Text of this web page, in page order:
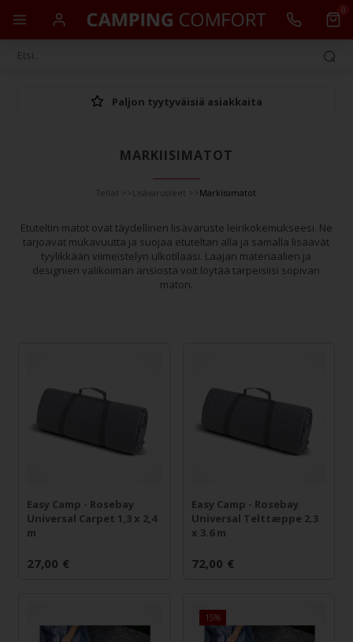
0
Paljon tyytyväisiä asiakkaita
MARKIISIMATOT
Teltat Lisävarusteet Markiisimatot
Etuteltin matot ovat täydellinen lisävaruste leirikokemukseesi. Ne
tarjoavat mukavuutta ja suojaa etuteltan alla ja samalla lisäävät
tyylikkään viimeistelyn ulkotilaasi. Laajan materiaalien ja
designien valikoiman ansiosta voit löytää tarpeisiisi sopivan
maton.
Easy Camp - Rosebay
Universal Carpet 1,3 x 2,4
m
27,00 €
Easy Camp - Rosebay
Universal Telttæppe 2.3
x 3.6 m
72,00 €
15%